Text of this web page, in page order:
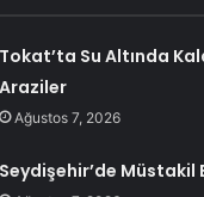
Tokat’ta Su Altında
Araziler
Ağustos 7, 2026
Seydişehir’de Müstakil